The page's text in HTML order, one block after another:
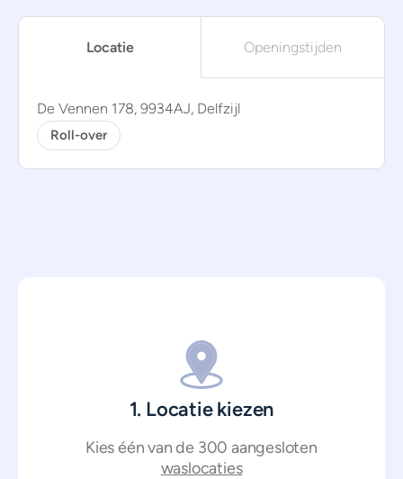
Locatie Openingstijden
De Vennen 178, 9934AJ, Delfzijl
Roll-over
1. Locatie kiezen
Kies één van de 300 aangesloten
waslocaties